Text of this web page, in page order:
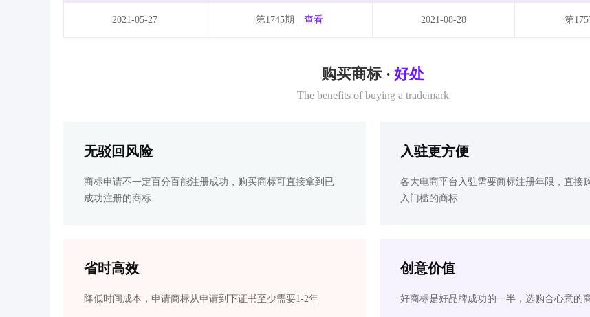
2021-05-27 第1745期 查看 2021-08-28 第
购买商标 · 好处
The benefits of buying a trademark
无驳回风险
商标申请不一定百分百能注册成功，购买商标可直接拿到已
成功注册的商标
入驻更方便
各大电商平台入驻需要商标注册年限，直接
入门槛的商标
省时高效
降低时间成本，申请商标从申请到下证书至少需要1-2年
创意价值
好商标是好品牌成功的一半，选购合心意的